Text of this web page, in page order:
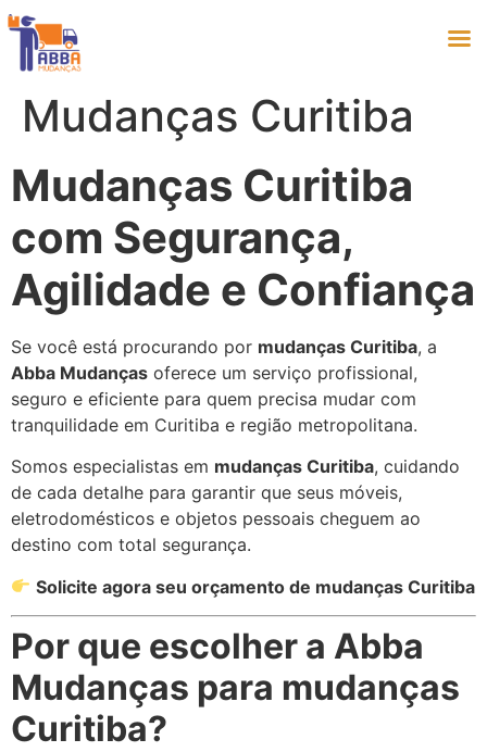
Mudanças Curitiba
Mudanças Curitiba
com Segurança,
Agilidade e Confiança
Se você está procurando por mudanças Curitiba, a
Abba Mudanças oferece um serviço profissional,
seguro e eficiente para quem precisa mudar com
tranquilidade em Curitiba e região metropolitana.
Somos especialistas em mudanças Curitiba, cuidando
de cada detalhe para garantir que seus móveis,
eletrodomésticos e objetos pessoais cheguem ao
destino com total segurança.
Solicite agora seu orçamento de mudanças Curitiba
Por que escolher a Abba
Mudanças para mudanças
Curitiba?